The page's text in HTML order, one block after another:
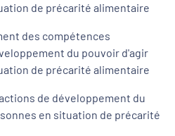
de précarité alimentaire
des compétences
du pouvoir d'agir
de précarité alimentaire
de développement du
en situation de précarité